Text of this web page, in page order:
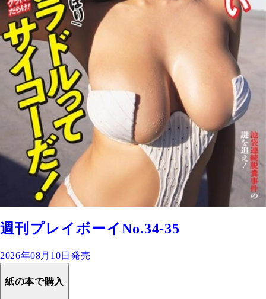
週刊プレイボーイNo.34-35
2026年08月10日発売
紙の本で購入